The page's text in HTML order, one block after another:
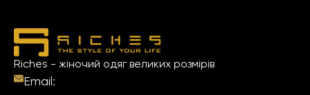
Riches - жіночий одяг великих розмірів
Email: